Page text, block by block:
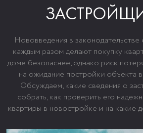
Нововведения в законодательстве
каждым разом делают покупку
доме безопаснее, однако риск
на ожидание постройки объекта
Обсуждаем, какие сведения о
собрать, как проверить его
квартиры в новостройке и на какие